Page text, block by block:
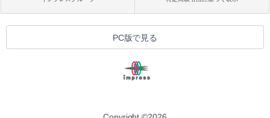
PC版で見る